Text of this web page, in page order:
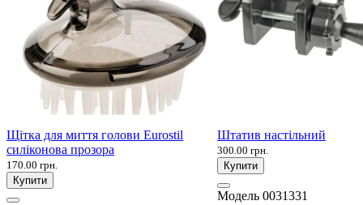
Щітка для миття голови Eurostil
силіконова прозора
170.00 грн.
Купити
Штатив настільний
300.00 грн.
Купити
Модель 0031331